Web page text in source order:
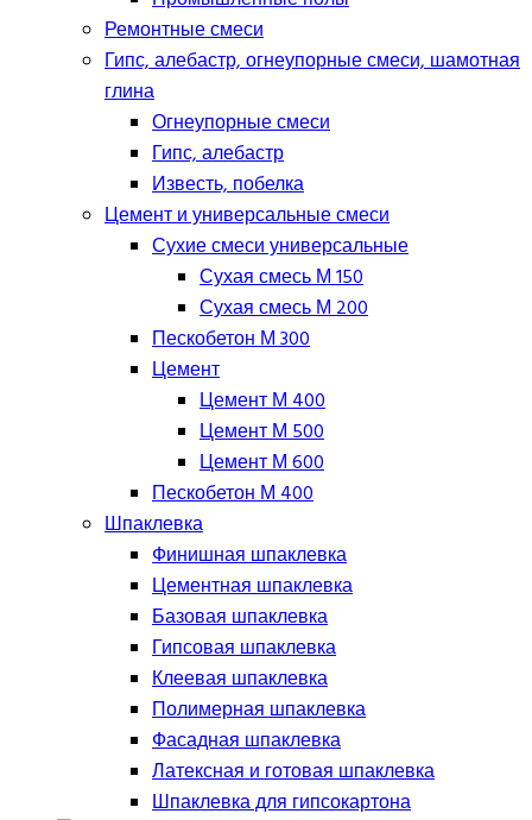
Ремонтные смеси
Гипс, алебастр, огнеупорные смеси, шамотная
глина
Огнеупорные смеси
Гипс, алебастр
Известь, побелка
Цемент и универсальные смеси
Сухие смеси универсальные
Сухая смесь М 150
Сухая смесь М 200
Пескобетон М 300
Цемент
Цемент М 400
Цемент М 500
Цемент М 600
Пескобетон М 400
Шпаклевка
Финишная шпаклевка
Цементная шпаклевка
Базовая шпаклевка
Гипсовая шпаклевка
Клеевая шпаклевка
Полимерная шпаклевка
Фасадная шпаклевка
Латексная и готовая шпаклевка
Шпаклевка для гипсокартона